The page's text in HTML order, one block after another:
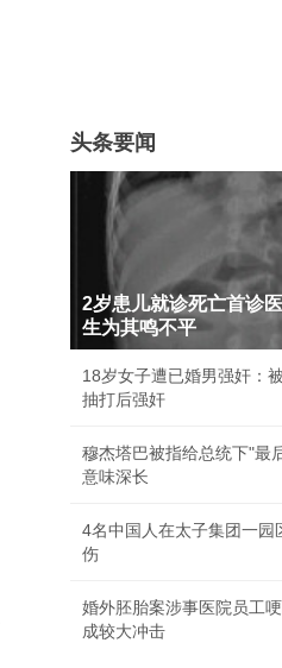
头条要闻
2岁患儿就诊死亡首诊
生为其鸣不平
18岁女子遭已婚男强奸：
抽打后强奸
穆杰塔巴被指给总统下"最
意味深长
4名中国人在太子集团一园
伤
婚外胚胎案涉事医院员工
成较大冲击